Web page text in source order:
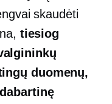
skaudėti
tiesiog
duomenų,